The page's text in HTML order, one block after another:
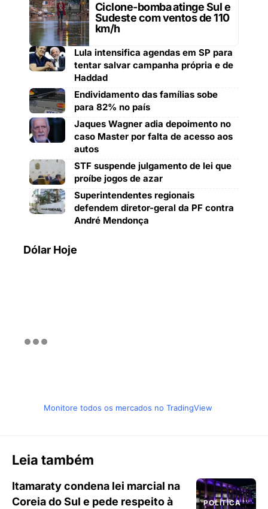
Ciclone-bomba atinge Sul e
Sudeste com ventos de 110
km/h
Lula intensifica agendas em SP para
tentar salvar campanha própria e de
Haddad
Endividamento das famílias sobe
para 82% no país
Jaques Wagner adia depoimento no
caso Master por falta de acesso aos
autos
STF suspende julgamento de lei que
proíbe jogos de azar
Superintendentes regionais
defendem diretor-geral da PF contra
André Mendonça
Dólar Hoje
Monitore todos os mercados no TradingView
Leia também
POLÍTICA
Itamaraty condena lei marcial na
Coreia do Sul e pede respeito à